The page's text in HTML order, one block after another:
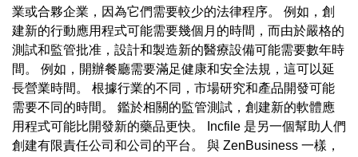
業或合夥企業，因為它們需要較少的法律程序。 例如，創
建新的行動應用程式可能需要幾個月的時間，而由於嚴格的
測試和監管批准，設計和製造新的醫療設備可能需要數年時
間。 例如，開辦餐廳需要滿足健康和安全法規，這可以延
長營業時間。 根據行業的不同，市場研究和產品開發可能
需要不同的時間。 鑑於相關的監管測試，創建新的軟體應
用程式可能比開發新的藥品更快。 Incfile 是另一個幫助人們
創建有限責任公司和公司的平台。 與 ZenBusiness 一樣，